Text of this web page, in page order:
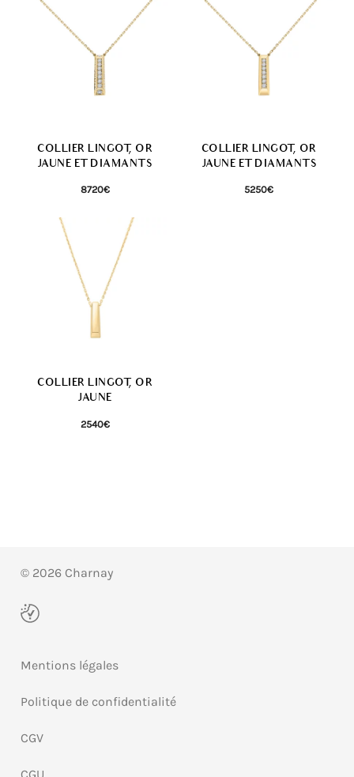
COLLIER LINGOT, OR
JAUNE ET DIAMANTS
8720€
COLLIER LINGOT, OR
JAUNE ET DIAMANTS
5250€
COLLIER LINGOT, OR
JAUNE
2540€
© 2026 Charnay
Mentions légales
Politique de confidentialité
CGV